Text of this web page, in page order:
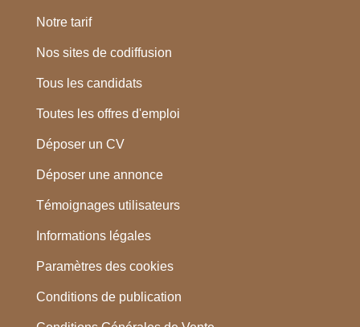
Notre tarif
Nos sites de codiffusion
Tous les candidats
Toutes les offres d'emploi
Déposer un CV
Déposer une annonce
Témoignages utilisateurs
Informations légales
Paramètres des cookies
Conditions de publication